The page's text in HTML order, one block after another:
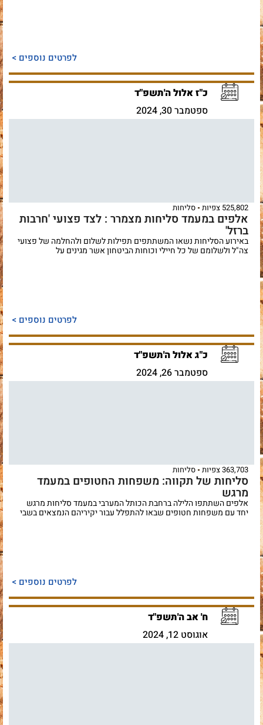
לפרטים נוספים >
כ"ז אלול ה'תשפ"ד
ספטמבר 30, 2024
525,802 צפיות סליחות
אלפים במעמד סליחות מצמרר : לצד פצועי 'חרבות
ברזל'
באירוע הסליחות נשאו המשתתפים תפילות לשלום ולהחלמה של פצועי
צה"ל ולשלומם של כל חיילי וכוחות הביטחון אשר מגינים על
לפרטים נוספים >
כ"ג אלול ה'תשפ"ד
ספטמבר 26, 2024
363,703 צפיות סליחות
סליחות של תקווה: משפחות החטופים במעמד
מרגש
אלפים השתתפו הלילה ברחבת הכותל המערבי במעמד סליחות מרגש
יחד עם משפחות חטופים שבאו להתפלל עבור יקיריהם הנמצאים בשבי
לפרטים נוספים >
ח' אב ה'תשפ"ד
אוגוסט 12, 2024